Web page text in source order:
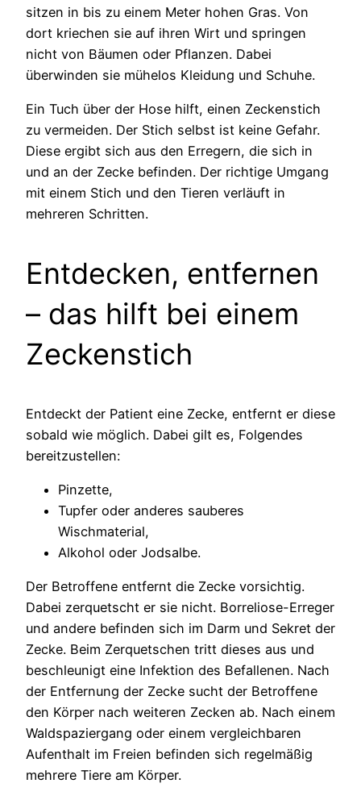
sitzen in bis zu einem Meter hohen Gras. Von
dort kriechen sie auf ihren Wirt und springen
nicht von Bäumen oder Pflanzen. Dabei
überwinden sie mühelos Kleidung und Schuhe.
Ein Tuch über der Hose hilft, einen Zeckenstich
zu vermeiden. Der Stich selbst ist keine Gefahr.
Diese ergibt sich aus den Erregern, die sich in
und an der Zecke befinden. Der richtige Umgang
mit einem Stich und den Tieren verläuft in
mehreren Schritten.
Entdecken, entfernen
– das hilft bei einem
Zeckenstich
Entdeckt der Patient eine Zecke, entfernt er diese
sobald wie möglich. Dabei gilt es, Folgendes
bereitzustellen:
Pinzette,
Tupfer oder anderes sauberes
Wischmaterial,
Alkohol oder Jodsalbe.
Der Betroffene entfernt die Zecke vorsichtig.
Dabei zerquetscht er sie nicht. Borreliose-Erreger
und andere befinden sich im Darm und Sekret der
Zecke. Beim Zerquetschen tritt dieses aus und
beschleunigt eine Infektion des Befallenen. Nach
der Entfernung der Zecke sucht der Betroffene
den Körper nach weiteren Zecken ab. Nach einem
Waldspaziergang oder einem vergleichbaren
Aufenthalt im Freien befinden sich regelmäßig
mehrere Tiere am Körper.